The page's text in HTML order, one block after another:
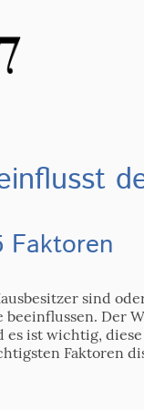
Faktoren
sind
beeinflussen. Der
es ist wichtig,
Faktoren